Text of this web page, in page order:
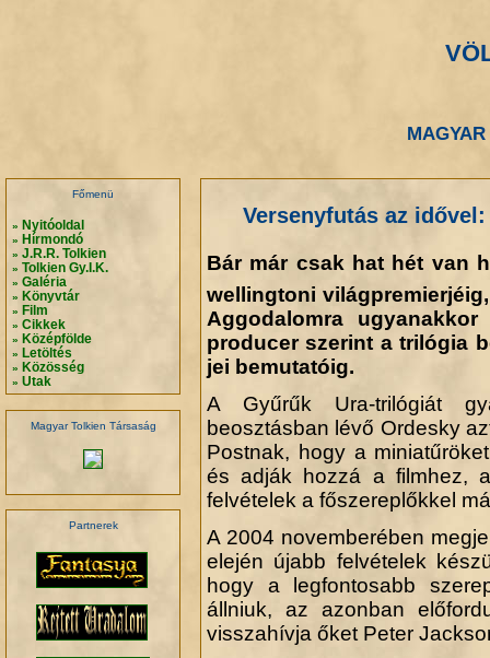
Főmenü
» Nyitóoldal
» Hírmondó
» J.R.R. Tolkien
» Tolkien Gy.I.K.
» Galéria
» Könyvtár
» Film
» Cikkek
» Középfölde
» Letöltés
» Közösség
» Utak
Magyar Tolkien Társaság
Partnerek
Versenyfutás az
Bár már csak hat hét van
wellingtoni
Aggodalomra
producer szerint a trilógia
jei bemutatóig.
A Gyűrűk Ura-trilógiát
beosztásban lévő Ordesky
Postnak, hogy a
és adják hozzá a filmhez,
felvételek a főszereplőkkel
A 2004 novemberében
elején újabb felvételek
hogy a legfontosabb
állniuk, az azonban
visszahívja őket Peter